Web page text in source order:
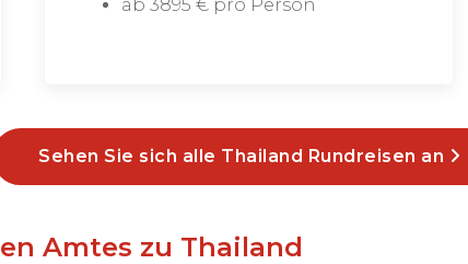
ab 3895 € pro Person
Sehen Sie sich alle Thailand Rundreisen an
Amtes zu Thailand